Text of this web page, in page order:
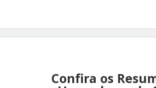
Confira os